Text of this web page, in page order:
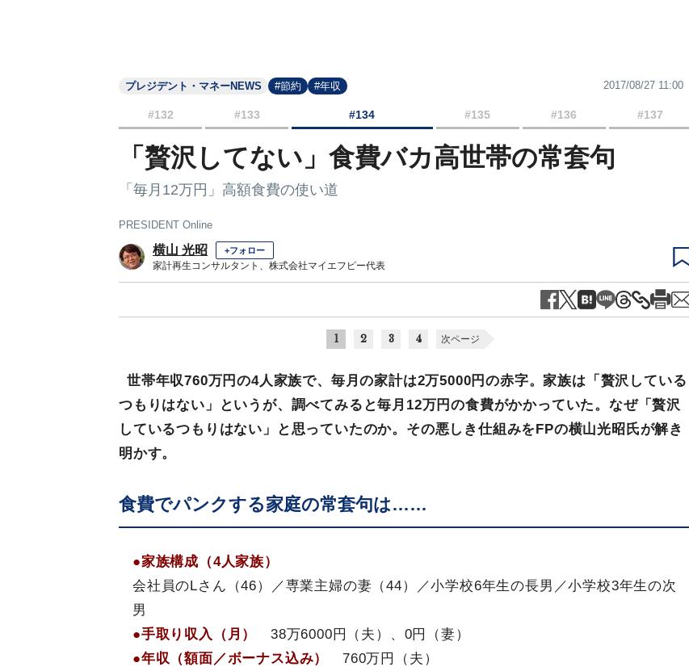
プレジデント・マネーNEWS #節約 #年収 2017/08/27 11:00
#132 #133 #134 #135 #136 #137
「贅沢してない」食費バカ高世帯の常套句
「毎月12万円」高額食費の使い道
PRESIDENT Online
横山 光昭 +フォロー
家計再生コンサルタント、株式会社マイエフピー代表
1 2 3 4 次ページ
世帯年収760万円の4人家族で、毎月の家計は2万5000円の赤字。家族は「贅沢している
つもりはない」というが、調べてみると毎月12万円の食費がかかっていた。なぜ「贅沢
しているつもりはない」と思っていたのか。その悪しき仕組みをFPの横山光昭氏が解き
明かす。
食費でパンクする家庭の常套句は……
●家族構成（4人家族）
会社員のLさん（46）／専業主婦の妻（44）／小学校6年生の長男／小学校3年生の次
男
●手取り収入（月）
38万6000円（夫）、0円（妻）
●年収（額面／ボーナス込み）
760万円（夫）